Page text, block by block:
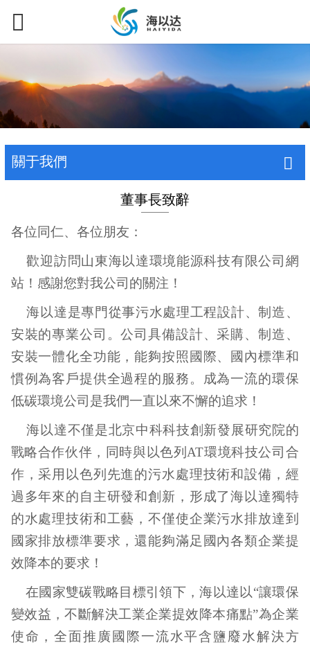
關于我們
董事長致辭
各位同仁、各位朋友：
歡迎訪問山東海以達環境能源科技有限公司網
站！感謝您對我公司的關注！
海以達是專門從事污水處理工程設計、制造、
安裝的專業公司。公司具備設計、采購、制造、
安裝一體化全功能，能夠按照國際、國內標準和
慣例為客戶提供全過程的服務。成為一流的環保
低碳環境公司是我們一直以來不懈的追求！
海以達不僅是北京中科科技創新發展研究院的
戰略合作伙伴，同時與以色列AT環境科技公司合
作，采用以色列先進的污水處理技術和設備，經
過多年來的自主研發和創新，形成了海以達獨特
的水處理技術和工藝，不僅使企業污水排放達到
國家排放標準要求，還能夠滿足國內各類企業提
效降本的要求！
在國家雙碳戰略目標引領下，海以達以“讓環保
變效益，不斷解決工業企業提效降本痛點”為企業
使命，全面推廣國際一流水平含鹽廢水解決方